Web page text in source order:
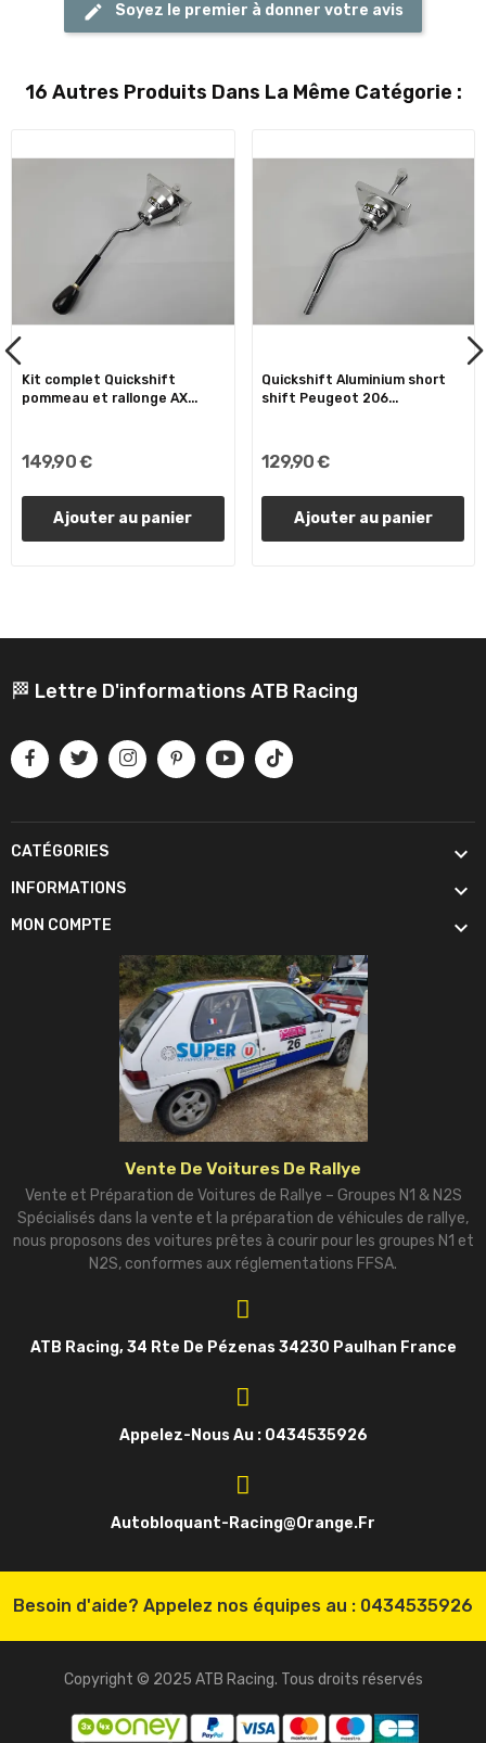
Soyez le premier à donner votre avis
16 Autres Produits Dans La Même Catégorie :
Kit complet Quickshift
pommeau et rallonge AX...
149,90 €
Ajouter au panier
Quickshift Aluminium short
shift Peugeot 206...
129,90 €
Ajouter au panier
🏁 Lettre D'informations ATB Racing
CATÉGORIES 
INFORMATIONS 
MON COMPTE 
Vente De Voitures De Rallye
Vente et Préparation de Voitures de Rallye – Groupes N1 & N2S
Spécialisés dans la vente et la préparation de véhicules de rallye,
nous proposons des voitures prêtes à courir pour les groupes N1 et
N2S, conformes aux réglementations FFSA.
ATB Racing, 34 Rte De Pézenas 34230 Paulhan France
Appelez-Nous Au : 0434535926
Autobloquant-Racing@orange.fr
Besoin d'aide? Appelez nos équipes au : 0434535926
Copyright © 2025 ATB Racing. Tous droits réservés